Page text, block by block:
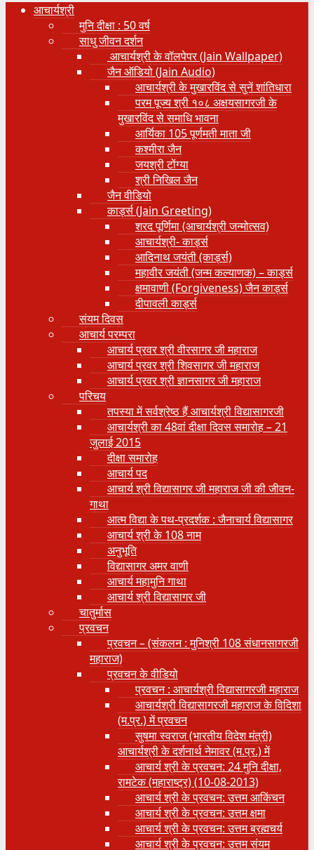
आचार्यश्री
मुनि दीक्षा : 50 वर्ष
साधु जीवन दर्शन
आचार्यश्री के वॉलपेपर (Jain Wallpaper)
जैन ऑडियो (Jain Audio)
आचार्यश्री के मुखारविंद से सुनें शांतिधारा
परम पूज्य श्री १०८ अक्षयसागरजी के
मुखारविंद से समाधि भावना
आर्यिका 105 पूर्णमती माता जी
कश्मीरा जैन
जयश्री टोंग्या
श्री निखिल जैन
जैन वीडियो
कार्ड्स (Jain Greeting)
शरद पूर्णिमा (आचार्यश्री जन्मोत्सव)
आचार्यश्री- कार्ड्स
आदिनाथ जयंती (कार्ड्स)
महावीर जयंती (जन्म कल्याणक) – कार्ड्स
क्षमावाणी (Forgiveness) जैन कार्ड्स
दीपावली कार्ड्स
संयम दिवस
आचार्य परम्परा
आचार्य प्रवर श्री वीरसागर जी महाराज
आचार्य प्रवर श्री शिवसागर जी महाराज
आचार्य प्रवर श्री ज्ञानसागर जी महाराज
परिचय
तपस्या में सर्वश्रेष्ठ हैं आचार्यश्री विद्यासागरजी
आचार्यश्री का 48वां दीक्षा दिवस समारोह – 21
जुलाई 2015
दीक्षा समारोह
आचार्य पद
आचार्य श्री विद्यासागर जी महाराज जी की जीवन-
गाथा
आत्म विद्या के पथ-प्रदर्शक : जैनाचार्य विद्यासागर
आचार्य श्री के 108 नाम
अनुभूति
विद्यासागर अमर वाणी
आचार्य महामुनि गाथा
आचार्य श्री विद्यासागर जी
चातुर्मास
प्रवचन
प्रवचन – (संकलन : मुनिश्री 108 संधानसागरजी
महाराज)
प्रवचन के वीडियो
प्रवचन : आचार्यश्री ‍विद्यासागरजी महाराज
आचार्यश्री विद्यासागरजी महाराज के विदिशा
(म.प्र.) में प्रवचन
सुषमा स्वराज (भारतीय विदेश मंत्री)
आचार्यश्री के दर्शनार्थ नेमावर (म.प्र.) में
आचार्य श्री के प्रवचन: 24 मुनि दीक्षा,
रामटेक (महाराष्ट्र) (10-08-2013)
आचार्य श्री के प्रवचन: उत्तम आकिंचन
आचार्य श्री के प्रवचन: उत्तम क्षमा
आचार्य श्री के प्रवचन: उत्तम ब्रह्मचर्य
आचार्य श्री के प्रवचन: उत्तम संयम